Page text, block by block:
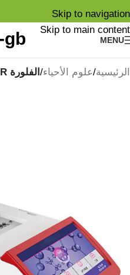
Skip to navigation
Skip to main content
MENU
الرئيسية علوم الأحياء الفلورة qPCR